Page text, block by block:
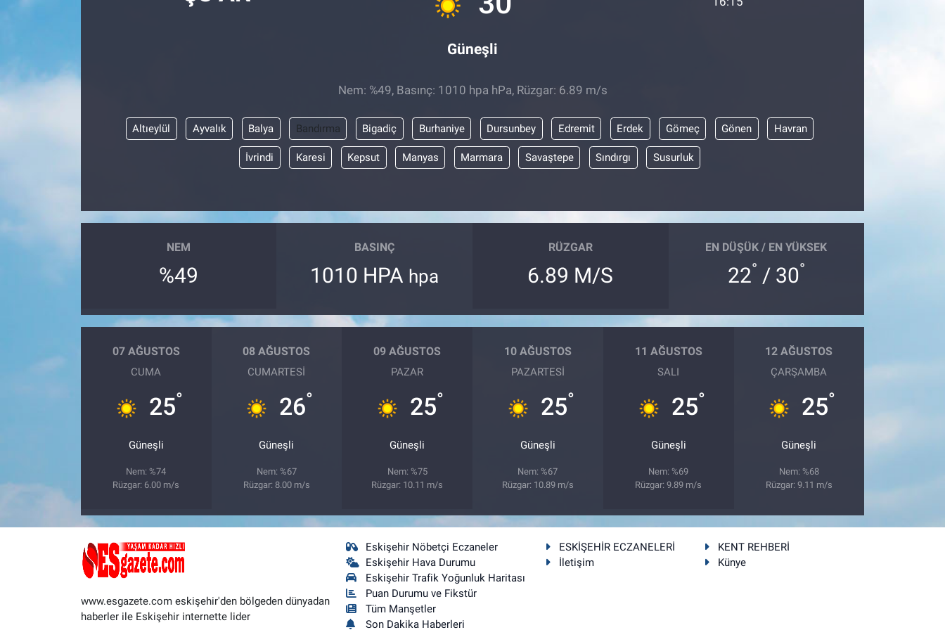
Güneşli
Nem: %49, Basınç: 1010 hpa hPa, Rüzgar: 6.89 m/s
Altıeylül Ayvalık Balya Bandırma Bigadiç Burhaniye Dursunbey Edremit Erdek Gömeç Gönen Havran
İvrindi Karesi Kepsut Manyas Marmara Savaştepe Sındırgı Susurluk
NEM
%49
BASINÇ
1010 HPA hpa
RÜZGAR
6.89 M/S
EN DÜŞÜK / EN YÜKSEK
22° / 30°
07 AĞUSTOS
CUMA
25°
Güneşli
Nem: %74
Rüzgar: 6.00 m/s
08 AĞUSTOS
CUMARTESI
26°
Güneşli
Nem: %67
Rüzgar: 8.00 m/s
09 AĞUSTOS
PAZAR
25°
Güneşli
Nem: %75
Rüzgar: 10.11 m/s
10 AĞUSTOS
PAZARTESI
25°
Güneşli
Nem: %67
Rüzgar: 10.89 m/s
11 AĞUSTOS
SALI
25°
Güneşli
Nem: %69
Rüzgar: 9.89 m/s
12 AĞUSTOS
ÇARŞAMBA
25°
Güneşli
Nem: %68
Rüzgar: 9.11 m/s
www.esgazete.com eskişehir'den bölgeden dünyadan
haberler ile Eskişehir internette lider
Eskişehir Nöbetçi Eczaneler
Eskişehir Hava Durumu
Eskişehir Trafik Yoğunluk Haritası
Puan Durumu ve Fikstür
Tüm Manşetler
Son Dakika Haberleri
ESKİŞEHİR ECZANELERİ
KENT REHBERİ
İletişim
Künye
Bilecik
Bilim ve Teknoloji